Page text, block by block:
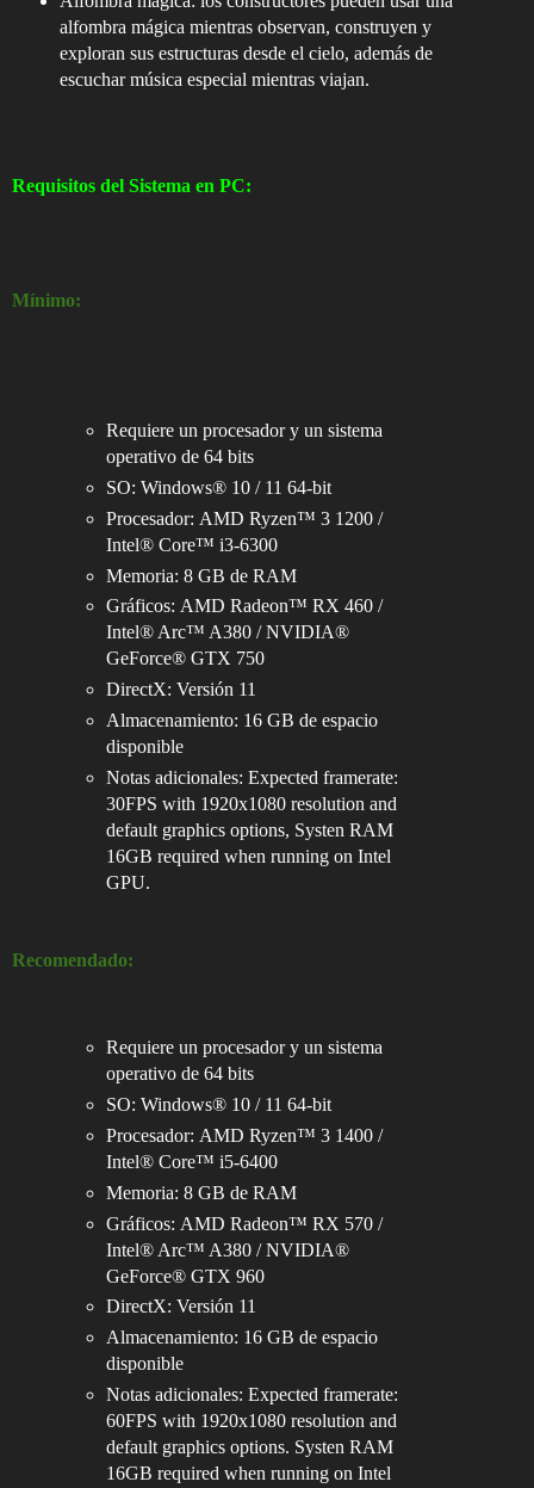
alfombra mágica mientras observan, construyen y
exploran sus estructuras desde el cielo, además de
escuchar música especial mientras viajan.
Requisitos del Sistema en PC:
Mínimo:
Requiere un procesador y un sistema
operativo de 64 bits
SO: Windows® 10 / 11 64-bit
Procesador: AMD Ryzen™ 3 1200 /
Intel® Core™ i3-6300
Memoria: 8 GB de RAM
Gráficos: AMD Radeon™ RX 460 /
Intel® Arc™ A380 / NVIDIA®
GeForce® GTX 750
DirectX: Versión 11
Almacenamiento: 16 GB de espacio
disponible
Notas adicionales: Expected framerate:
30FPS with 1920x1080 resolution and
default graphics options, Systen RAM
16GB required when running on Intel
GPU.
Recomendado:
Requiere un procesador y un sistema
operativo de 64 bits
SO: Windows® 10 / 11 64-bit
Procesador: AMD Ryzen™ 3 1400 /
Intel® Core™ i5-6400
Memoria: 8 GB de RAM
Gráficos: AMD Radeon™ RX 570 /
Intel® Arc™ A380 / NVIDIA®
GeForce® GTX 960
DirectX: Versión 11
Almacenamiento: 16 GB de espacio
disponible
Notas adicionales: Expected framerate:
60FPS with 1920x1080 resolution and
default graphics options. Systen RAM
16GB required when running on Intel